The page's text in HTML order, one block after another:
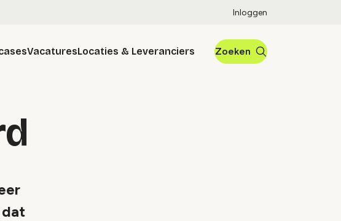
Inloggen
VacaturesLocaties & Leveranciers Zoeken
dat